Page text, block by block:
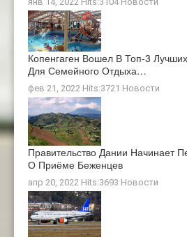
Копенгаген Вошел В Топ-3
Для Семейного Отдыха…
фев 21, 2022 Hits:3721 Новости
Правительство Дании Начинает
О Приёме Беженцев
апр 20, 2022 Hits:3693 Новости